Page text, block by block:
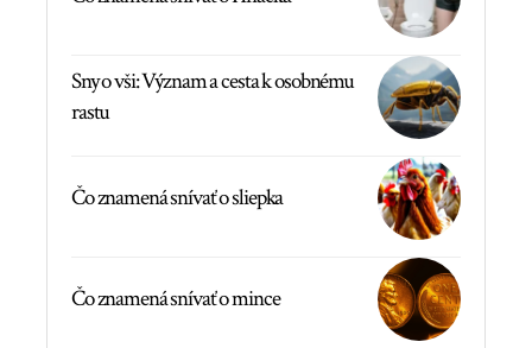
Sny o vši: Význam a cesta k osobnému
rastu
Čo znamená snívať o sliepka
Čo znamená snívať o mince